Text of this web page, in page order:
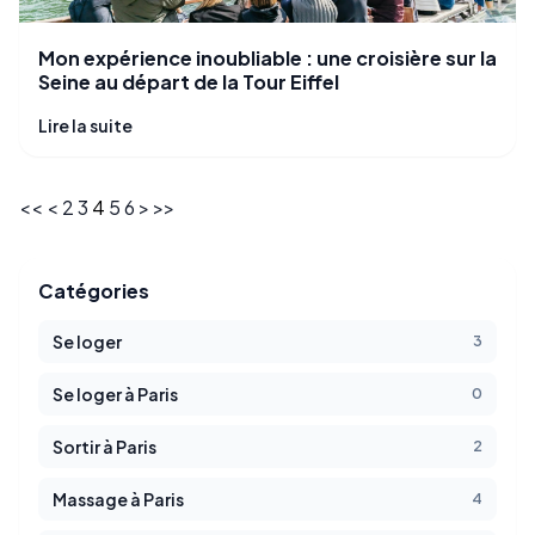
Mon expérience inoubliable : une croisière sur la
Seine au départ de la Tour Eiffel
Lire la suite
<< < 23 4 56 > >>
Catégories
Se loger 3
Se loger à Paris 0
Sortir à Paris 2
Massage à Paris 4